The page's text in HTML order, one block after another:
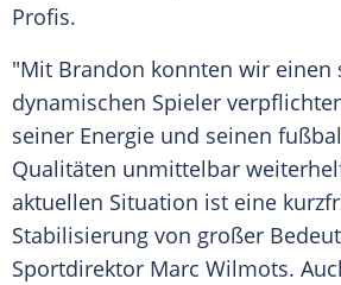
Profis.
"Mit Brandon konnten wir einen
dynamischen Spieler
seiner Energie und seinen
Qualitäten unmittelbar
aktuellen Situation ist eine
Stabilisierung von großer
Sportdirektor Marc Wilmots.